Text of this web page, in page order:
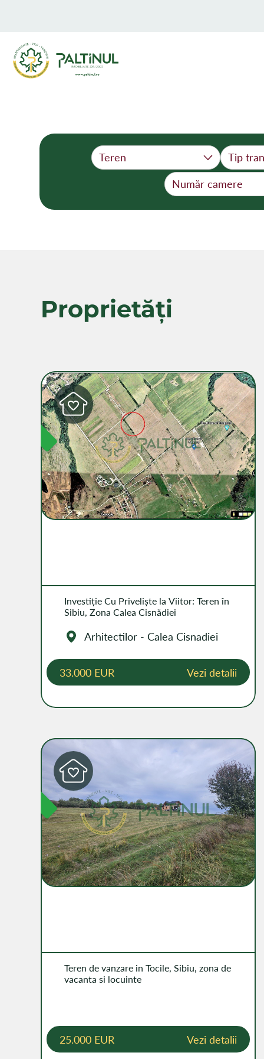
Proprietăți
Investiție Cu Priveliște la Viitor: Teren în
Sibiu, Zona Calea Cisnădiei
Arhitectilor - Calea Cisnadiei
33.000 EUR Vezi detalii
DISPONIBIL
Teren de vanzare in Tocile, Sibiu, zona de
vacanta si locuinte
25.000 EUR Vezi detalii
DISPONIBIL